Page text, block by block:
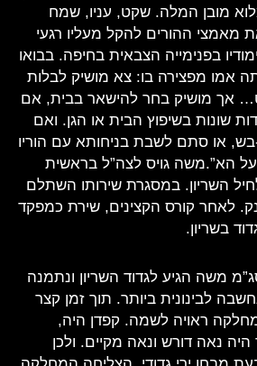
מובן המלה. שקט, עניו, שמח
מאמצי ההורים להקל מעליו רגעי
בפנימייה הצבאית בחיפה. בבואו
אמו מפצירה בו: צא מושיק לבלות
אך מושיק בחר להישאר בבית, אם
שונות בשיפוץ הבית או הגן. ואם
או סתם לשבת בניחותא עם הוריו
הא”.משה גויס לצה”ל בראשית
והוצב לחיל השריון. במסגרת שירותו השתלם
לאחר קורס הקצינים, שירת כמפקד
בשריון.
משה הגיע לגדוד השריון ונתמנה
לבינונית ביותר. תוך זמן קצר
ראויה לשמה. קפדן היה,
נאה דורש ונאה מקיים. ולכן